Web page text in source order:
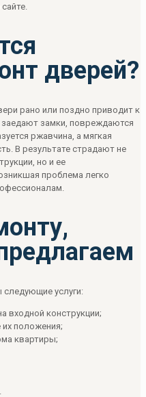
дверей?
рано или поздно приводит к
замки, повреждаются
ржавчина, а мягкая
В результате страдают не
но и ее
проблема легко
следующие услуги:
входной конструкции;
их положения;
квартиры;